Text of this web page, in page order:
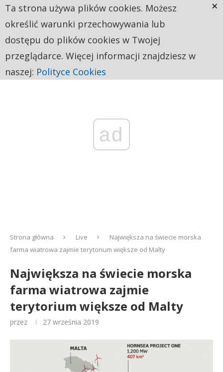
ad
Strona główna Live
Największa na świecie morska
farma wiatrowa zajmie terytorium większe od Malty
Największa na świecie morska
farma wiatrowa zajmie
terytorium większe od Malty
przez 27 września 2019
Ta strona używa plików cookies. Możesz
określić warunki przechowywania lub
dostępu do plików cookies w Twojej
przeglądarce. Więcej informacji znajdziesz w
naszej: Polityce Cookies
×